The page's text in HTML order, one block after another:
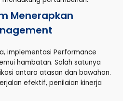
Menerapkan
implementasi Performance
hambatan. Salah satunya
antara atasan dan bawahan.
efektif, penilaian kinerja